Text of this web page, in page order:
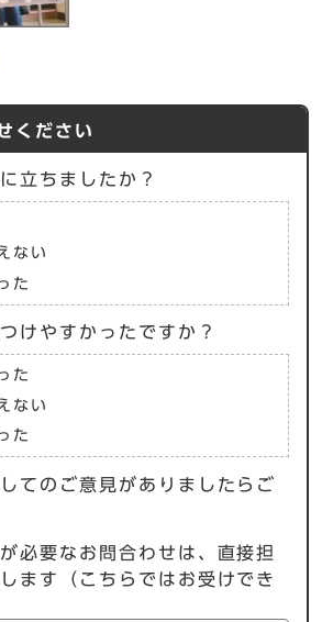
ください
立ちましたか？
ない
た
けやすかったですか？
た
ない
た
てのご意見がありましたらご
必要なお問合わせは、直接担
ます（こちらではお受けでき